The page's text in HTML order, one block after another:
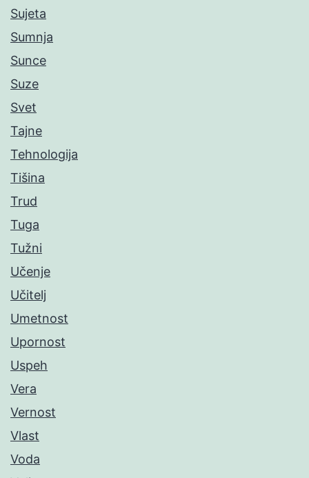
Sujeta
Sumnja
Sunce
Suze
Svet
Tajne
Tehnologija
Tišina
Trud
Tuga
Tužni
Učenje
Učitelj
Umetnost
Upornost
Uspeh
Vera
Vernost
Vlast
Voda